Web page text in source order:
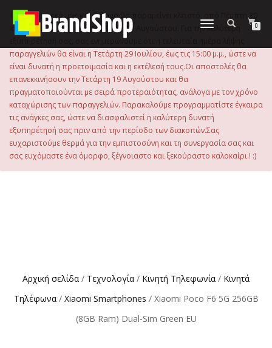
περιεχόμενο
Εναλλαγή
0
Το ηλεκτρονικό μας κατάστημα θα παραμείνει κλειστό, από Πέμπτη 30
Ιουλίου 2026 μέχρι και την Τρίτη 18 Αυγούστου. Για την καλύτερη
εξυπηρέτησή σας, σας ενημερώνουμε ότι η τελευταία ημέρα λήψης
παραγγελιών θα είναι η Τετάρτη 29 Ιουλίου, έως τις 15:00 μ.μ., ώστε να
είναι δυνατή η προετοιμασία και η εκτέλεσή τους.Οι αποστολές θα
επανεκκινήσουν την Τετάρτη 19 Αυγούστου και θα
πραγματοποιούνται με σειρά προτεραιότητας, ανάλογα με τον χρόνο
καταχώρισης των παραγγελιών. Παρακαλούμε προγραμματίστε έγκαιρα
τις ανάγκες σας, ώστε να διασφαλιστεί η καλύτερη δυνατή
εξυπηρέτησή σας πριν από την περίοδο των διακοπών.Σας
ευχαριστούμε θερμά για την εμπιστοσύνη και τη συνεργασία σας και
σας ευχόμαστε ένα όμορφο, ξέγνοιαστο και ξεκούραστο καλοκαίρι.! :)
Αρχική σελίδα / Τεχνολογία / Κινητή Τηλεφωνία / Κινητά
Τηλέφωνα/ Xiaomi Smartphones / Xiaomi Poco F6 5G 256GB
(8GB Ram) Dual-Sim Green EU